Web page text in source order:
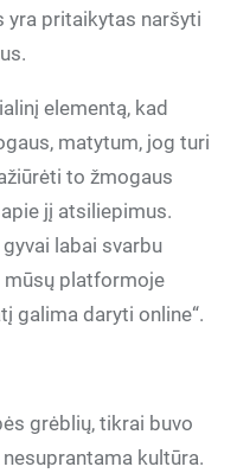
yra pritaikytas naršyti
elementą, kad
matytum, jog turi
to žmogaus
jį atsiliepimus.
labai svarbu
mūsų platformoje
galima daryti online“.
grėblių, tikrai buvo
kultūra.